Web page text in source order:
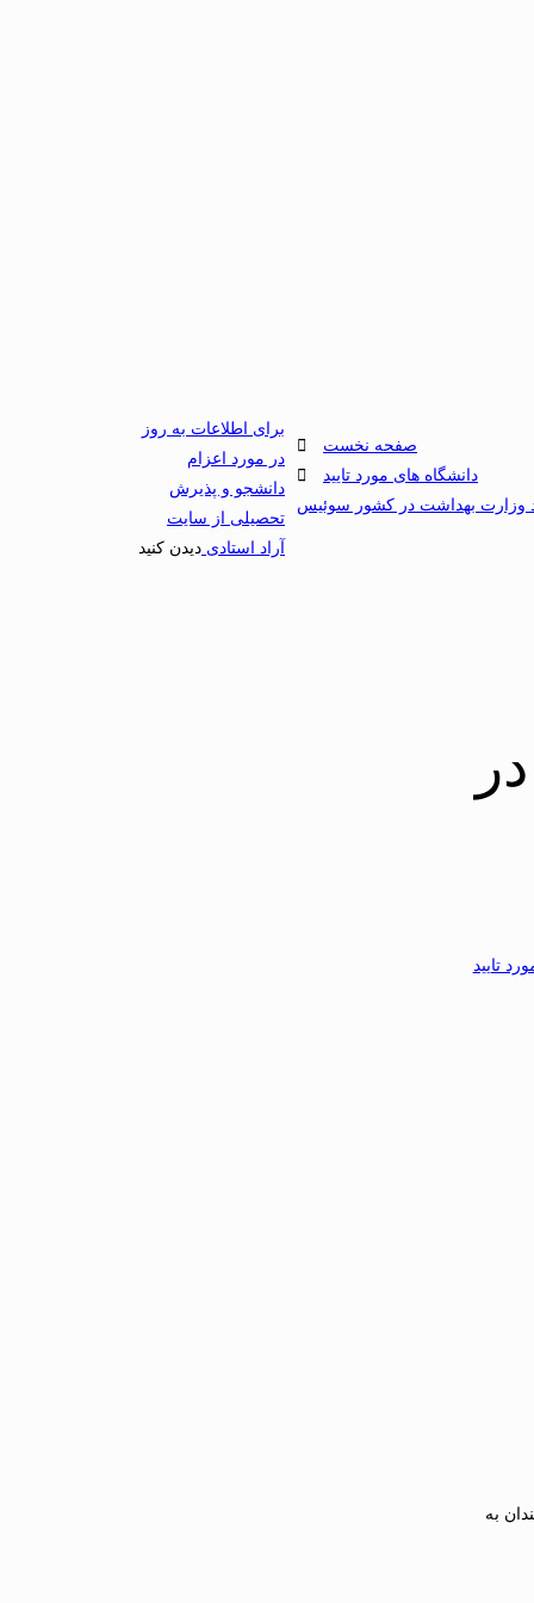
صفحه نخست
دانشگاه های مورد تایید
وزارت بهداشت در کشور سوئیس
برای اطلاعات به روز
در مورد اعزام
دانشجو و پذیرش
تحصیلی از سایت
آراد استادی دیدن کنید
تایید
به